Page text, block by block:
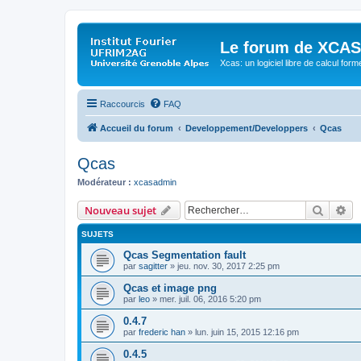
Le forum de XCAS
Xcas: un logiciel libre de calcul
Raccourcis FAQ
Accueil du forum Developpement/Developpers Qcas
Qcas
Modérateur : xcasadmin
Nouveau sujet
SUJETS
Qcas Segmentation fault
par sagitter » jeu. nov. 30, 2017 2:25 pm
Qcas et image png
par leo » mer. juil. 06, 2016 5:20 pm
0.4.7
par frederic han » lun. juin 15, 2015 12:16 pm
0.4.5